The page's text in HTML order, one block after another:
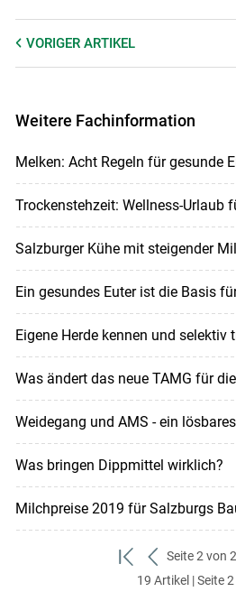
VORIGER ARTIKEL
Weitere Fachinformation
Melken: Acht Regeln für gesunde
Trockenstehzeit: Wellness-Urlaub
Salzburger Kühe mit steigender
Ein gesundes Euter ist die Basis
Eigene Herde kennen und selektiv
Was ändert das neue TAMG für
Weidegang und AMS - ein
Was bringen Dippmittel wirklich?
Milchpreise 2019 für Salzburgs
zum
ersten
zurück
zum
Seite 2 von 2
19 Artikel | Seite